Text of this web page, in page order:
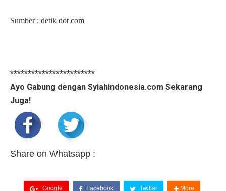
Sumber : detik dot com
************************
Ayo Gabung dengan Syiahindonesia.com Sekarang
Juga!
Share on Whatsapp :
Google Facebook Twitter More